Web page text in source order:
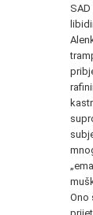
SAD
Ono